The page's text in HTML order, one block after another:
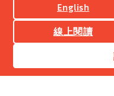
English
線上閱讀